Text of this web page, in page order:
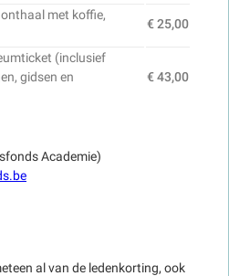
met koffie,
€ 25,00
(inclusief
gidsen en
€ 43,00
Academie)
al van de ledenkorting, ook